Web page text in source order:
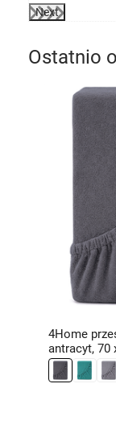
Next
Ostatnio
4Home
antracyt, 70